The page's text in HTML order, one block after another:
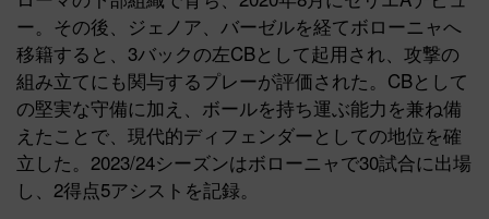
ー。その後、ジェノア、バーゼルを経てボローニャへ
移籍すると、3バックの左CBとして起用され、攻撃の
組み立てにも関与するプレーが評価された。CBとして
の堅実な守備に加え、ボールを持ち運ぶ能力を兼ね備
えたことで、現代的ディフェンダーとしての地位を確
立した。2023/24シーズンはボローニャで30試合に出場
し、2得点5アシストを記録。